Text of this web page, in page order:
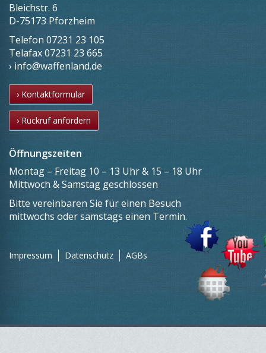
Bleichstr. 6
D-75173 Pforzheim
Telefon 07231 23 105
Telafax07231 23 665
› info@waffenland.de
› Kontaktformular
› Rückruf anfordern
Öffnungszeiten
Montag – Freitag 10 – 13 Uhr & 15 – 18 Uhr
Mittwoch & Samstag geschlossen
Bitte vereinbaren Sie für einen Besuch
mittwochs oder samstags einen Termin.
Impressum Datenschutz AGBs